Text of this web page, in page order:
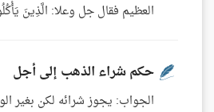
العظيم فقال جل وعلا: الَّذِينَ
حكم شراء الذهب إلى أجل
الجواب: يجوز شرائه لكن بغير